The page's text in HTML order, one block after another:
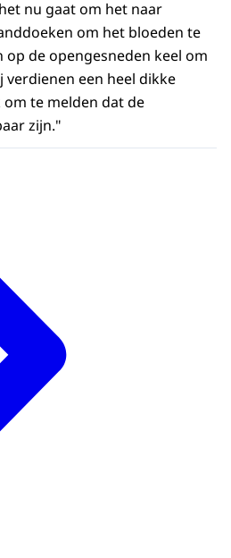
nu gaat om het naar
om het bloeden te
de opengesneden keel om
een heel dikke
te melden dat de
zijn."